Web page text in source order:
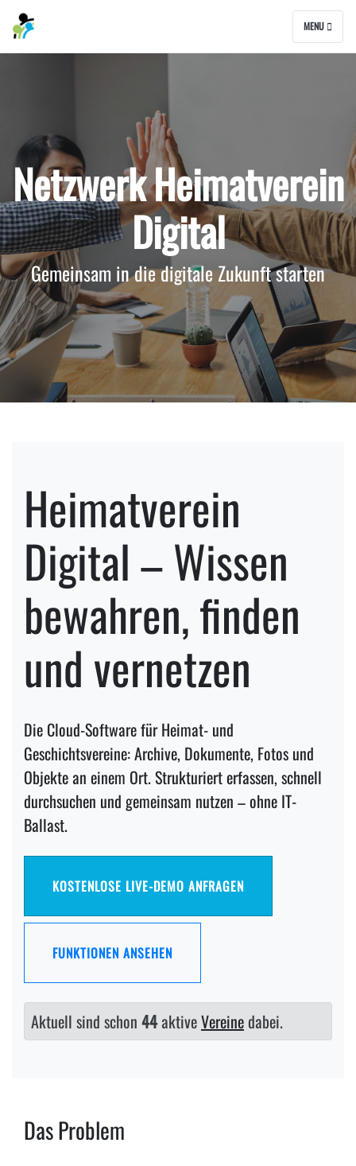
MENU
Netzwerk Heimatverein
Digital
Gemeinsam in die digitale Zukunft starten
Heimatverein
Digital – Wissen
bewahren, finden
und vernetzen
Die Cloud-Software für Heimat- und
Geschichtsvereine: Archive, Dokumente, Fotos und
Objekte an einem Ort. Strukturiert erfassen, schnell
durchsuchen und gemeinsam nutzen – ohne IT-
Ballast.
KOSTENLOSE LIVE-DEMO ANFRAGEN
FUNKTIONEN ANSEHEN
Aktuell sind schon 44aktiveVereinedabei.
Das Problem